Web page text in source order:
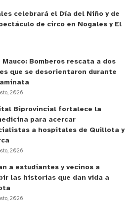
celebrará el Día del Niño y de
de circo en Nogales y El
Mauco: Bomberos rescata a dos
que se desorientaron durante
2026
Biprovincial fortalece la
para acercar
a hospitales de Quillota y
2026
a estudiantes y vecinos a
las historias que dan vida a
2026